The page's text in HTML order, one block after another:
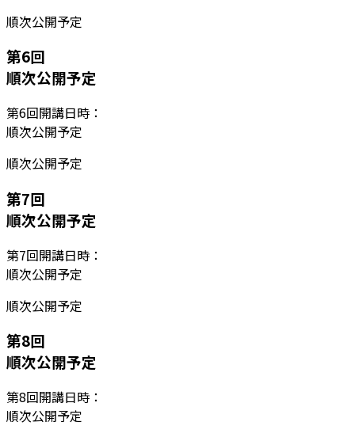
順次公開予定
第6回
順次公開予定
第6回開講日時：
順次公開予定
順次公開予定
第7回
順次公開予定
第7回開講日時：
順次公開予定
順次公開予定
第8回
順次公開予定
第8回開講日時：
順次公開予定